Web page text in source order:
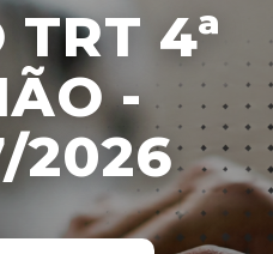
TRT 4ª
-
2026